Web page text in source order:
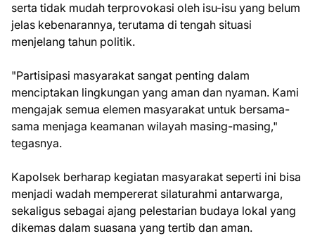
serta tidak mudah terprovokasi oleh isu-isu yang belum
jelas kebenarannya, terutama di tengah situasi
menjelang tahun politik.
"Partisipasi masyarakat sangat penting dalam
menciptakan lingkungan yang aman dan nyaman. Kami
mengajak semua elemen masyarakat untuk bersama-
sama menjaga keamanan wilayah masing-masing,"
tegasnya.
Kapolsek berharap kegiatan masyarakat seperti ini bisa
menjadi wadah mempererat silaturahmi antarwarga,
sekaligus sebagai ajang pelestarian budaya lokal yang
dikemas dalam suasana yang tertib dan aman.